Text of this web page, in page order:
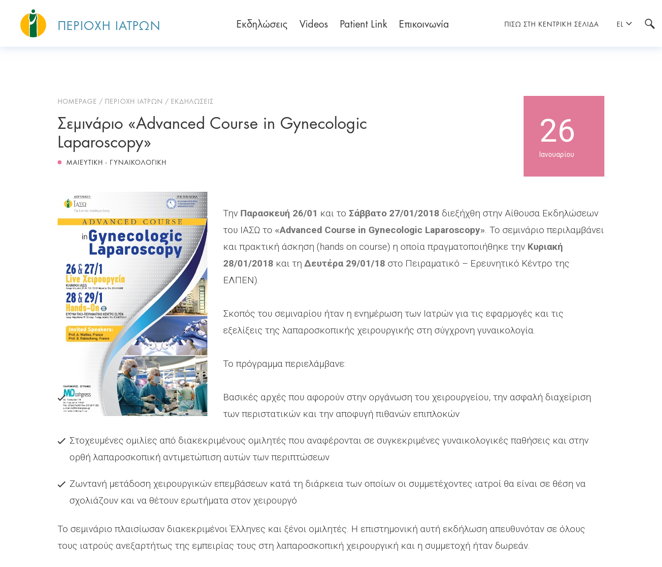
ΠΙΣΩ ΣΤΗ ΚΕΝΤΡΙΚΗ ΣΕΛΙΔΑ EL
ΠΕΡΙΟΧΗ ΙΑΤΡΩΝ Εκδηλώσεις Videos Patient Link Επικοινωνία
HOMEPAGE ΠΕΡΙΟΧΗ ΙΑΤΡΩΝ ΕΚΔΗΛΩΣΕΙΣ
26
Ιανουαρίου
Σεμινάριο «Advanced Course in Gynecologic
Laparoscopy»
ΜΑΙΕΥΤΙΚΗ - ΓΥΝΑΙΚΟΛΟΓΙΚΗ
Την Παρασκευή 26/01 και το Σάββατο 27/01/2018 διεξήχθη στην Αίθουσα Εκδηλώσεων
του ΙΑΣΩ το «Advanced Course in Gynecologic Laparoscopy». Το σεμινάριο περιλαμβάνει
και πρακτική άσκηση (hands on course) η οποία πραγματοποιήθηκε την Κυριακή
28/01/2018 και τη Δευτέρα 29/01/18 στο Πειραματικό – Ερευνητικό Κέντρο της
ΕΛΠΕΝ).
Σκοπός του σεμιναρίου ήταν η ενημέρωση των Ιατρών για τις εφαρμογές και τις
εξελίξεις της λαπαροσκοπικής χειρουργικής στη σύγχρονη γυναικολογία.
Το πρόγραμμα περιελάμβανε:
Βασικές αρχές που αφορούν στην οργάνωση του χειρουργείου, την ασφαλή διαχείριση
των περιστατικών και την αποφυγή πιθανών επιπλοκών
Στοχευμένες ομιλίες από διακεκριμένους ομιλητές που αναφέρονται σε συγκεκριμένες γυναικολογικές παθήσεις και στην
ορθή λαπαροσκοπική αντιμετώπιση αυτών των περιπτώσεων
Ζωντανή μετάδοση χειρουργικών επεμβάσεων κατά τη διάρκεια των οποίων οι συμμετέχοντες ιατροί θα είναι σε θέση να
σχολιάζουν και να θέτουν ερωτήματα στον χειρουργό
Το σεμινάριο πλαισίωσαν διακεκριμένοι Έλληνες και ξένοι ομιλητές. Η επιστημονική αυτή εκδήλωση απευθυνόταν σε όλους
τους ιατρούς ανεξαρτήτως της εμπειρίας τους στη λαπαροσκοπική χειρουργική και η συμμετοχή ήταν δωρεάν.